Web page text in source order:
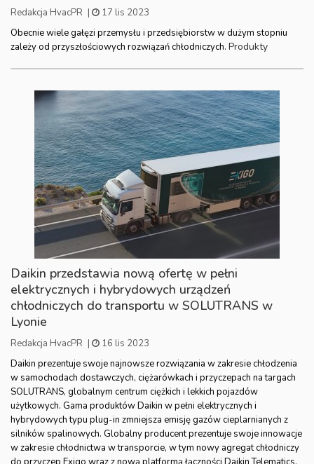
Redakcja HvacPR |
17 lis 2023
Obecnie wiele gałęzi przemysłu i przedsiębiorstw w dużym stopniu
zależy od przyszłościowych rozwiązań chłodniczych. Produkty
Daikin przedstawia nową ofertę w pełni
elektrycznych i hybrydowych urządzeń
chłodniczych do transportu w SOLUTRANS w
Lyonie
Redakcja HvacPR |
16 lis 2023
Daikin prezentuje swoje najnowsze rozwiązania w zakresie chłodzenia
w samochodach dostawczych, ciężarówkach i przyczepach na targach
SOLUTRANS, globalnym centrum ciężkich i lekkich pojazdów
użytkowych. Gama produktów Daikin w pełni elektrycznych i
hybrydowych typu plug-in zmniejsza emisję gazów cieplarnianych z
silników spalinowych. Globalny producent prezentuje swoje innowacje
w zakresie chłodnictwa w transporcie, w tym nowy agregat chłodniczy